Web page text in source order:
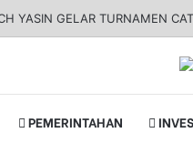
YASIN GELAR TURNAMEN
PEMERINTAHAN